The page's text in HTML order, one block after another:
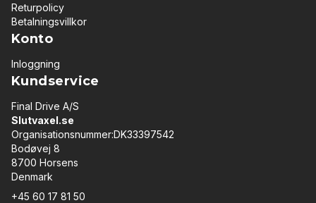
Returpolicy
Betalningsvillkor
Konto
Inloggning
Kundservice
Final Drive A/S
Slutvaxel.se
Organisationsnummer:DK33397542
Bodøvej 8
8700 Horsens
Denmark
+45 60 17 81 50